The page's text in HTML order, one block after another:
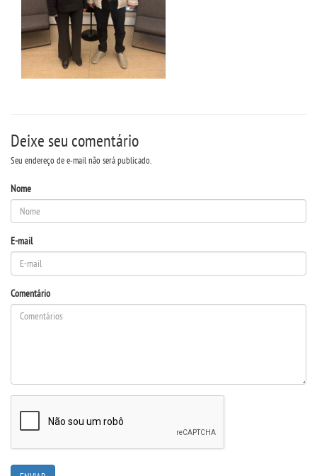
PORTAL DE PROFESSORES/ACADÊMICO
UNIESP
IMPRENSA
Deixe seu comentário
Seu endereço de e-mail não será publicado.
Nome
E-mail
Comentário